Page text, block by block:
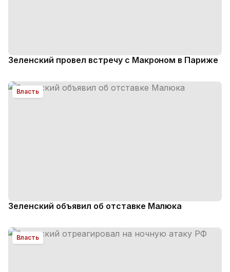
Зеленский провел встречу с Макроном в Париже
Власть
Зеленский объявил об отставке Малюка
Власть